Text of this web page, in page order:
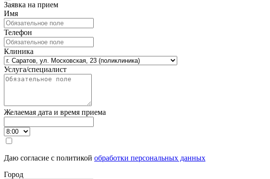
Заявка на прием
Имя
Телефон
Клиника
Услуга/специалист
Желаемая дата и время приема
Даю согласие с политикой обработки персональных данных
Город